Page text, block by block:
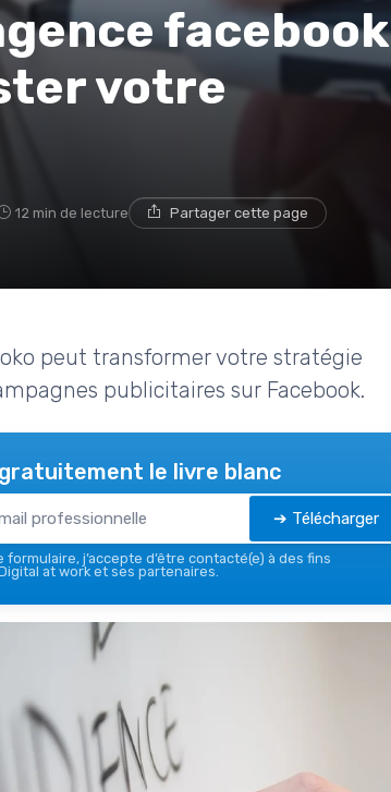
facebook
votre
12 min de lecture Partager cette page
peut transformer votre stratégie
publicitaires sur Facebook.
le livre blanc
➔ Télécharger
formulaire, j’accepte d’être contacté(e) à des fins
at work et ses partenaires.